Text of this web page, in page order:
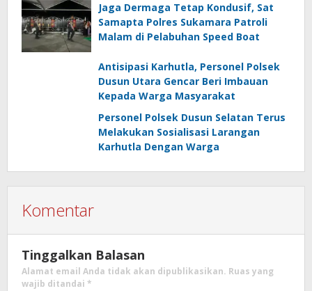
Jaga Dermaga Tetap Kondusif, Sat
Samapta Polres Sukamara Patroli
Malam di Pelabuhan Speed Boat
Antisipasi Karhutla, Personel Polsek
Dusun Utara Gencar Beri Imbauan
Kepada Warga Masyarakat
Personel Polsek Dusun Selatan Terus
Melakukan Sosialisasi Larangan
Karhutla Dengan Warga
Komentar
Tinggalkan Balasan
Alamat email Anda tidak akan dipublikasikan. Ruas yang
wajib ditandai *